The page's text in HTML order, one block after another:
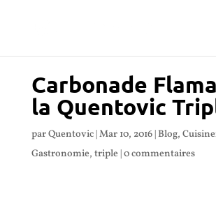
Carbonade
la Quentovic
parQuentovic|Mar 10, 2016|Blog,
Gastronomie, triple |0 commentaires